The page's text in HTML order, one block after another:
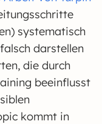
systematisch
darstellen
die durch
beeinflusst
kommt in